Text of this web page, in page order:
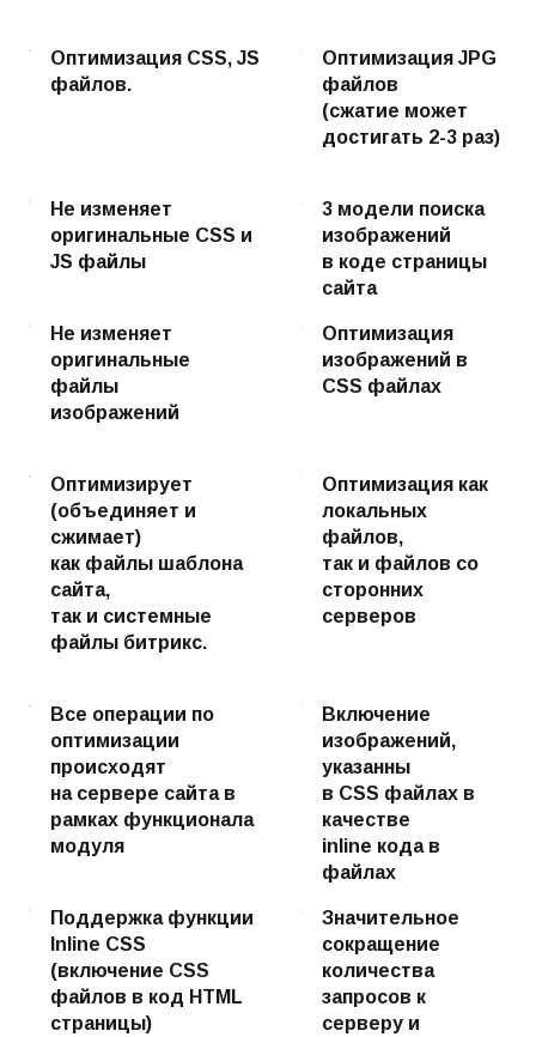
Оптимизация CSS, JS
файлов.
Оптимизация JPG
файлов
(сжатие может
достигать 2-3 раз)
Не изменяет
оригинальные CSS и
JS файлы
3 модели поиска
изображений
в коде страницы
сайта
Не изменяет
оригинальные
файлы
изображений
Оптимизация
изображений в
CSS файлах
Оптимизирует
(объединяет и
сжимает)
как файлы шаблона
сайта,
так и системные
файлы битрикс.
Оптимизация как
локальных
файлов,
так и файлов со
сторонних
серверов
Все операции по
оптимизации
происходят
на сервере сайта в
рамках функционала
модуля
Включение
изображений,
указанны
в CSS файлах в
качестве
inline кода в
файлах
Поддержка функции
Inline CSS
(включение CSS
файлов в код HTML
страницы)
Значительное
сокращение
количества
запросов к
серверу и